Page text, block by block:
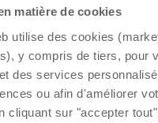
matière de cookies
utilise des cookies
y compris de tiers, pour
des services
ou afin d'améliorer
cliquant sur "accepter
sur un plan
d'approvisionnement
traçabilité et des mêmes